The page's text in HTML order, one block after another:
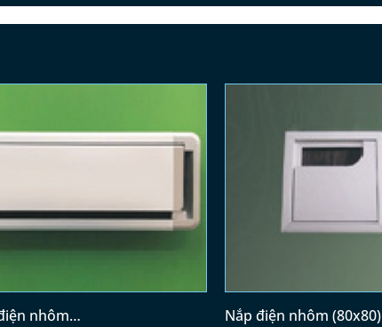
nhôm
Nắp điện nhôm (80x80)